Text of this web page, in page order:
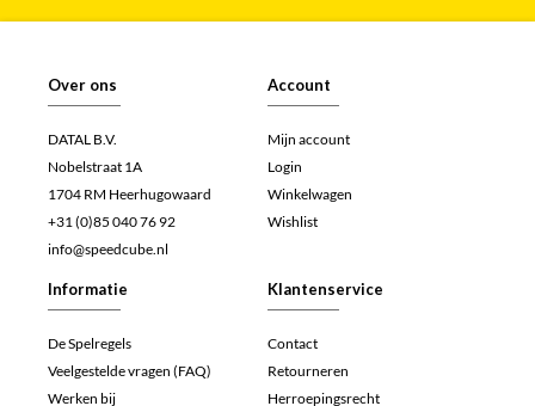
Over ons
DATAL B.V.
Nobelstraat 1A
1704 RM Heerhugowaard
+31 (0)85 040 76 92
info@speedcube.nl
Account
Mijn account
Login
Winkelwagen
Wishlist
Informatie
De Spelregels
Veelgestelde vragen (FAQ)
Werken bij
Klantenservice
Contact
Retourneren
Herroepingsrecht